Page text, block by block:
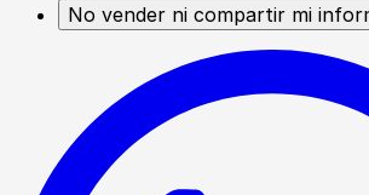
No vender ni compartir mi